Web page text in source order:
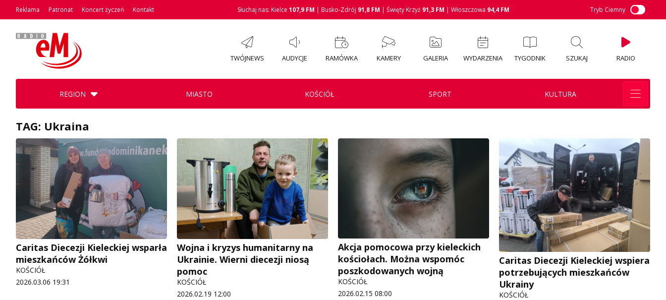
Reklama Patronat Koncert życzeń Kontakt Słuchaj nas: Kielce 107,9 FM | Busko-Zdrój 91,8 FM | Święty Krzyż 91,3 FM | Włoszczowa 94,4 FM Tryb Ciemny
TWÓJNEWS AUDYCJE RAMÓWKA KAMERY GALERIA WYDARZENIA TYGODNIK SZUKAJ RADIO
REGION MIASTO KOŚCIÓŁ SPORT KULTURA
TAG: Ukraina
Caritas Diecezji Kieleckiej wsparła
mieszkańców Żółkwi
KOŚCIÓŁ
2026.03.06 19:31
Wojna i kryzys humanitarny na
Ukrainie. Wierni diecezji niosą
pomoc
KOŚCIÓŁ
2026.02.19 12:00
Akcja pomocowa przy kieleckich
kościołach. Można wspomóc
poszkodowanych wojną
KOŚCIÓŁ
2026.02.15 08:00
Caritas Diecezji Kieleckiej wspiera
potrzebujących mieszkańców
Ukrainy
KOŚCIÓŁ